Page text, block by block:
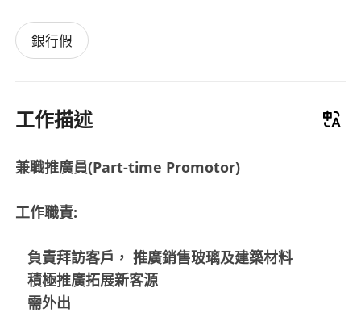
銀行假
工作描述
兼職推廣員(Part-time Promotor)
工作職責:
負責拜訪客戶， 推廣銷售玻璃及建築材料
積極推廣拓展新客源
需外出